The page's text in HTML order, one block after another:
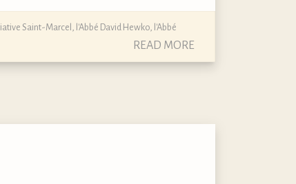
Saint-Marcel , l'Abbé David Hewko, l'Abbé
READ MORE